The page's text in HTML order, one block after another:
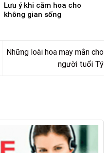
Lưu ý khi cắm hoa cho
không gian sống
Những loài hoa may mắn cho
người tuổi Tý